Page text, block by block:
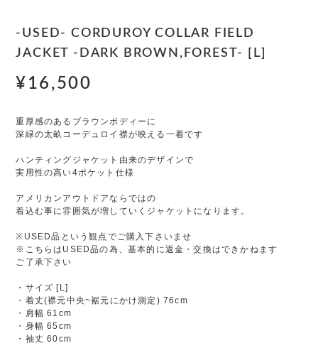
-USED- CORDUROY COLLAR FIELD
JACKET -DARK BROWN,FOREST- [L]
¥16,500
重厚感のあるブラウンボディーに
深緑の太畝コーデュロイ襟が映える一着です
ハンティングジャケット由来のデザインで
実用性の高い4ポケット仕様
アメリカンアウトドアならではの
着込む事に雰囲気が増していくジャケットになります。
※USED品という観点でご購入下さいませ
※こちらはUSED品の為、基本的に返金・交換はできかねます
ご了承下さい
・サイズ [L]
・着丈(襟元中央~裾元にかけ測定) 76cm
・肩幅 61cm
・身幅 65cm
・袖丈 60cm